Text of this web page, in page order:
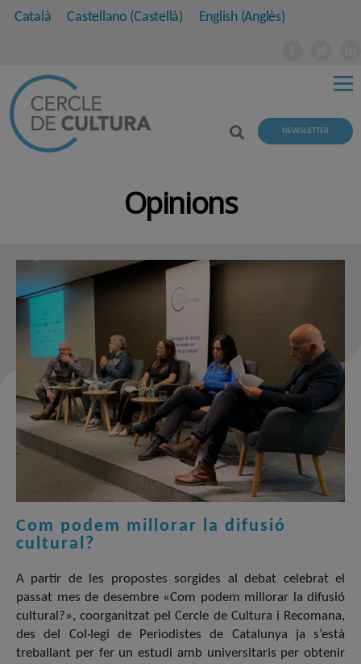
Català Castellano (Castellà) English(Anglès)
NEWSLETTER
Opinions
Com podem millorar la difusió
cultural?
A partir de les propostes sorgides al debat celebrat el
passat mes de desembre «Com podem millorar la difusió
cultural?», coorganitzat pel Cercle de Cultura i Recomana,
des del Col·legi de Periodistes de Catalunya ja s’està
treballant per fer un estudi amb universitaris per obtenir